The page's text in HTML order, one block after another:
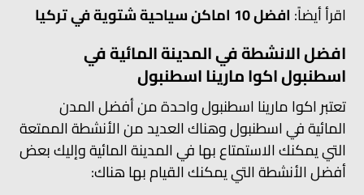
اقرأ أيضاً: افضل 10 اماكن سياحية شتوية في تركيا
افضل الانشطة في المدينة المائية في
اسطنبول اكوا مارينا اسطنبول
تعتبر اكوا مارينا اسطنبول واحدة من أفضل المدن
المائية في اسطنبول وهناك العديد من الأنشطة الممتعة
التي يمكنك الاستمتاع بها في المدينة المائية وإليك بعض
أفضل الأنشطة التي يمكنك القيام بها هناك: